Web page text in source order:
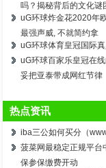
吗？揭秘背后的文化谜
uG环球炸金花2020年
最强声威, 不就简约拿
uG环球体育皇冠国际
uG环球百家乐皇冠在
妥把亚泰带成网红节律
热点资讯
iba三公如何买分（
菠菜网最稳定正规平
保参保缴费开动